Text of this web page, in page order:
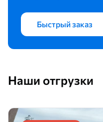
Быстрый заказ
Наши отгрузки